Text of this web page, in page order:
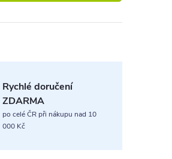
Rychlé doručení
ZDARMA
po celé ČR při nákupu nad 10
000 Kč